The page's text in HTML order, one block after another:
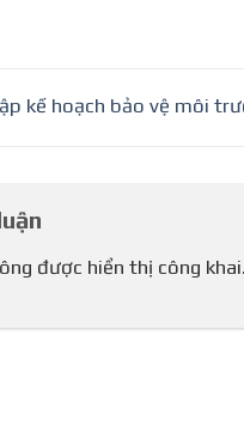
kế hoạch bảo vệ môi
được hiển thị công khai.